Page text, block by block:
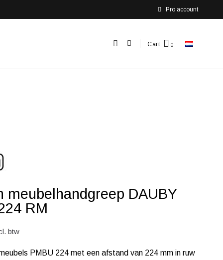
Pro account
Cart
meubelhandgreep DAUBY
RM
btw
PMBU 224 met een afstand van 224 mm in ruw